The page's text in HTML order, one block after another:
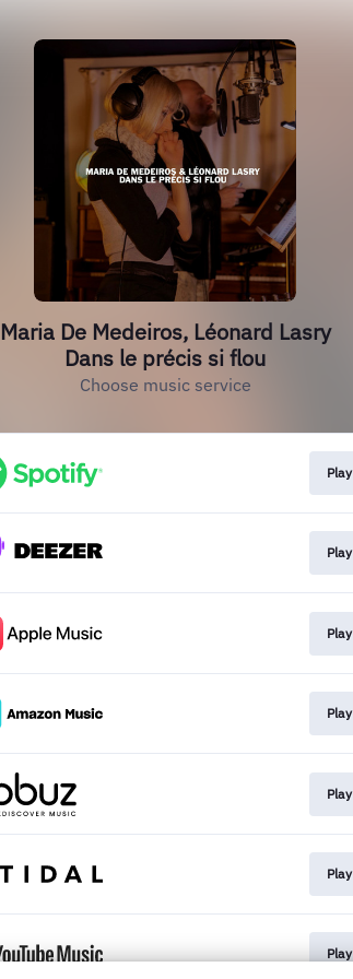
Maria De Medeiros, Léonard Lasry
Dans le précis si flou
Choose music service
Play
Play
Play
Play
Play
Play
Play